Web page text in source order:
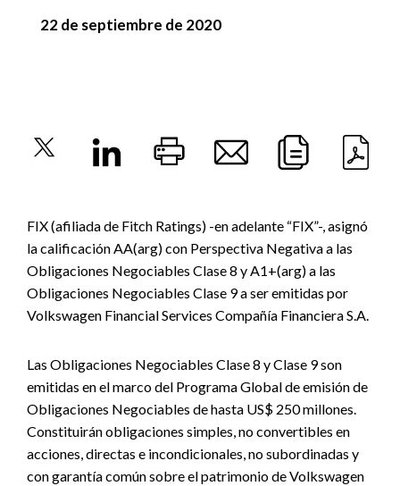
22 de septiembre de 2020
FIX (afiliada de Fitch Ratings) -en adelante “FIX”-, asignó
la calificación AA(arg) con Perspectiva Negativa a las
Obligaciones Negociables Clase 8 y A1+(arg) a las
Obligaciones Negociables Clase 9 a ser emitidas por
Volkswagen Financial Services Compañía Financiera S.A.
Las Obligaciones Negociables Clase 8 y Clase 9 son
emitidas en el marco del Programa Global de emisión de
Obligaciones Negociables de hasta US$ 250 millones.
Constituirán obligaciones simples, no convertibles en
acciones, directas e incondicionales, no subordinadas y
con garantía común sobre el patrimonio de Volkswagen